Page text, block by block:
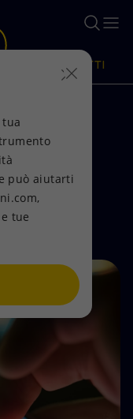
di intelligenza
PRODOTTI
può aiutarti
tue